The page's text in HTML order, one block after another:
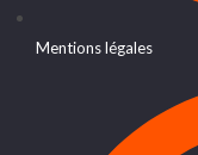
Mentions légales